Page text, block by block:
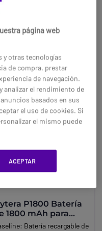
con los walkie-
Plus, así como con los
móviles, este
te ofrece mayor
durante todo el día
a su correa de hombro
€
Ref: HYTNCN019
P1800 Batería
1800 mAh para
S1eBatería recargable de
página web
otras tecnologías
de compra, prestar
de navegación.
analizar el rendimiento de
basados en sus
el uso de cookies. Si
el mismo puede
ACEPTAR